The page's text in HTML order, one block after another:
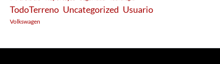
TodoTerreno Uncategorized Usuario
Volkswagen